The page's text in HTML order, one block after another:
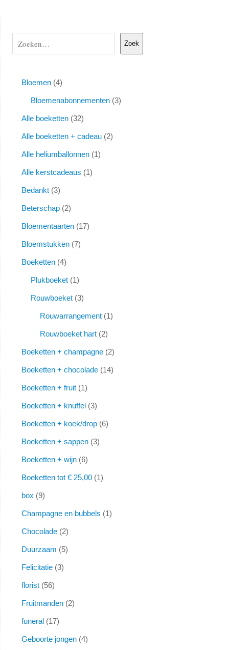
Zoek
Bloemen 4
Bloemenabonnementen 3
Alle boeketten 32
Alle boeketten + cadeau 2
Alle heliumballonnen 1
Alle kerstcadeaus 1
Bedankt 3
Beterschap 2
Bloementaarten 17
Bloemstukken 7
Boeketten 4
Plukboeket 1
Rouwboeket 3
Rouwarrangement 1
Rouwboeket hart 2
Boeketten + champagne 2
Boeketten + chocolade 14
Boeketten + fruit 1
Boeketten + knuffel 3
Boeketten + koek/drop 6
Boeketten + sappen 3
Boeketten + wijn 6
Boeketten tot € 25,00 1
box 9
Champagne en bubbels 1
Chocolade 2
Duurzaam 5
Felicitatie 3
florist 56
Fruitmanden 2
funeral 17
Geboorte jongen 4